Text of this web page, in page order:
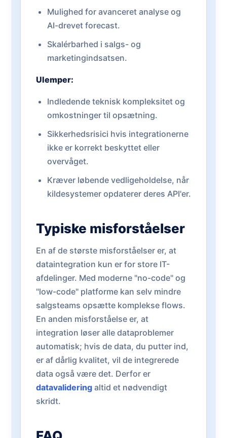
Mulighed for avanceret analyse og
AI-drevet forecast.
Skalérbarhed i salgs- og
marketingindsatsen.
Ulemper:
Indledende teknisk kompleksitet og
omkostninger til opsætning.
Sikkerhedsrisici hvis integrationerne
ikke er korrekt beskyttet eller
overvåget.
Kræver løbende vedligeholdelse, når
kildesystemer opdaterer deres API'er.
Typiske misforståelser
En af de største misforståelser er, at
dataintegration kun er for store IT-
afdelinger. Med moderne "no-code" og
"low-code" platforme kan selv mindre
salgsteams opsætte komplekse flows.
En anden misforståelse er, at
integration løser alle dataproblemer
automatisk; hvis de data, du putter ind,
er af dårlig kvalitet, vil de integrerede
data også være det. Derfor er
datavalidering altid et nødvendigt
skridt.